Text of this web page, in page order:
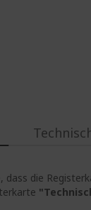
dass die